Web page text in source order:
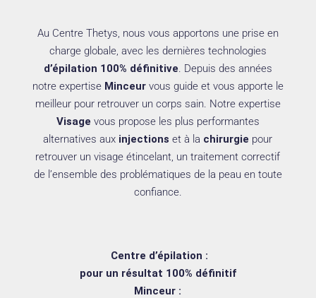
Au Centre Thetys, nous vous apportons une prise en
charge globale, avec les dernières technologies
d’épilation 100% définitive. Depuis des années
notre expertiseMinceur vous guide et vous apporte le
meilleur pour retrouver un corps sain. Notre expertise
Visage vous propose les plus performantes
alternatives aux injections et à la chirurgie pour
retrouver un visage étincelant, un traitement correctif
de l’ensemble des problématiques de la peau en toute
confiance.
Centre d’épilation :
pour un résultat 100% définitif
Minceur :